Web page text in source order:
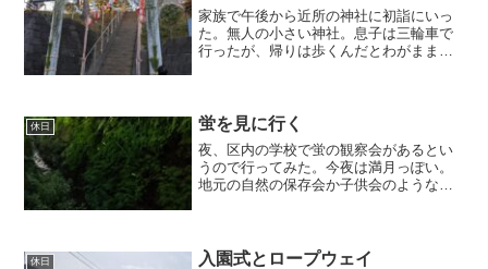
家族で午後から近所の神社に初詣にいっ
た。無人の小さい神社。息子は三輪車で
行ったが、帰りは歩くんだとわがままを
休日 蛍を見に行く
夜、区内の学校で蛍の観察会があるとい
うので行ってみた。今夜は満月っぽい。
地元の自然の保存会か子供会のような団
て、その間が沢というか小...
休日 入園式とロープウェイ